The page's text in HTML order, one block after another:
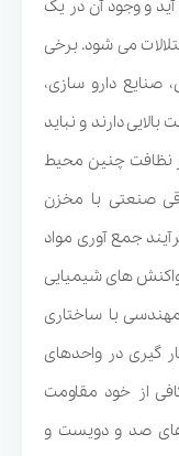
و وجود آن در یک
می شود. برخی
دارو سازی،
دارند و نباید
نظافت چنین محیط
صنعتی با مخزن
جمع آوری مواد
های شیمیایی
با ساختاری
گیری در واحدهای
از خود مقاومت
صد و دویست و